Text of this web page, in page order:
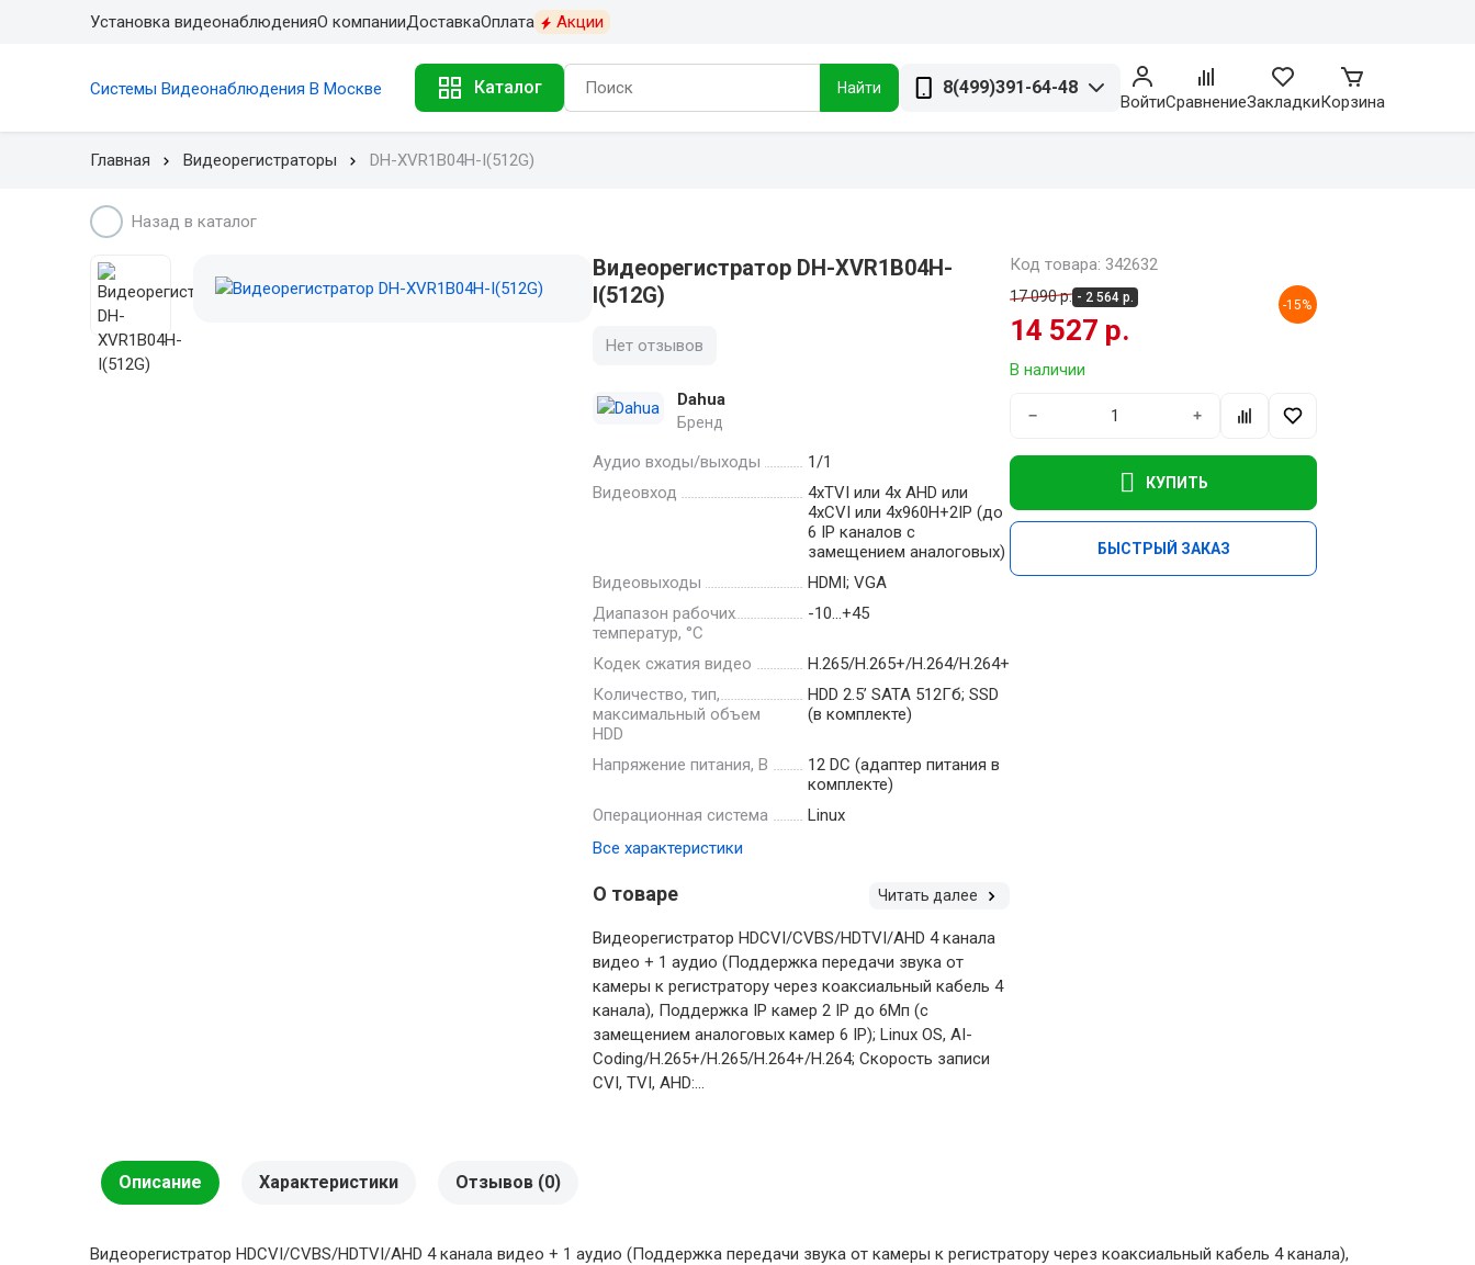
Установка видеонаблюденияО компанииДоставкаОплата Акции
Системы Видеонаблюдения В Москве Каталог Найти 8(499)391-64-48
ВойтиСравнениеЗакладкиКорзина
Главная Видеорегистраторы DH-XVR1B04H-I(512G)
Назад в каталог
Видеорегистратор DH-XVR1B04H-
I(512G)
Нет отзывов
Dahua
Бренд
Аудио входы/выходы
1/1
Видеовход
4xTVI или 4х AHD или
4xCVI или 4х960H+2IP (до
6 IP каналов с
замещением аналоговых)
Видеовыходы
HDMI; VGA
Диапазон рабочих
температур, °С
-10…+45
Кодек сжатия видео
H.265/H.265+/H.264/H.264+
Количество, тип,
максимальный объем
HDD
HDD 2.5’ SATA 512Гб; SSD
(в комплекте)
Напряжение питания, В
12 DC (адаптер питания в
комплекте)
Операционная система
Linux
Все характеристики
О товаре Читать далее
Видеорегистратор HDCVI/CVBS/HDTVI/AHD 4 канала
видео + 1 аудио (Поддержка передачи звука от
камеры к регистратору через коаксиальный кабель 4
канала), Поддержка IP камер 2 IP до 6Мп (с
замещением аналоговых камер 6 IP); Linux OS, AI-
Coding/H.265+/H.265/H.264+/H.264; Скорость записи
CVI, TVI, AHD:...
Код товара: 342632
17 090 р. - 2 564 р.
14 527 р.
-15%
В наличии
− +
КУПИТЬ
БЫСТРЫЙ ЗАКАЗ
Описание Характеристики Отзывов (0)
Видеорегистратор HDCVI/CVBS/HDTVI/AHD 4 канала видео + 1 аудио (Поддержка передачи звука от камеры к регистратору через коаксиальный кабель 4 канала),